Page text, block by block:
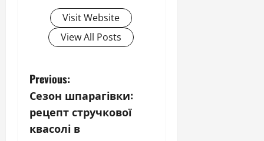
Visit Website
View All Posts
P
o
s
Previous:
Сезон шпарагівки:
рецепт стручкової
квасолі в